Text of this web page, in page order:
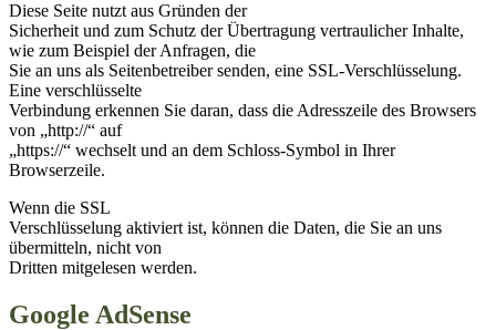
Diese Seite nutzt aus Gründen der
Sicherheit und zum Schutz der Übertragung vertraulicher Inhalte,
wie zum Beispiel der Anfragen, die
Sie an uns als Seitenbetreiber senden, eine SSL-Verschlüsselung.
Eine verschlüsselte
Verbindung erkennen Sie daran, dass die Adresszeile des Browsers
von „http://“ auf
„https://“ wechselt und an dem Schloss-Symbol in Ihrer
Browserzeile.
Wenn die SSL
Verschlüsselung aktiviert ist, können die Daten, die Sie an uns
übermitteln, nicht von
Dritten mitgelesen werden.
Google AdSense